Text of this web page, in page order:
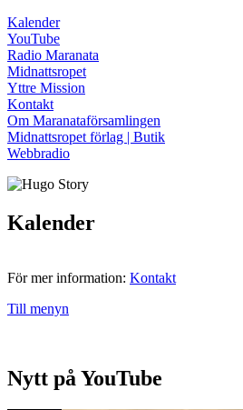
Kalender
YouTube
Radio Maranata
Midnattsropet
Yttre Mission
Kontakt
Om Maranataförsamlingen
Midnattsropet förlag | Butik
Webbradio
Kalender
För mer information: Kontakt
Till menyn
Nytt på YouTube